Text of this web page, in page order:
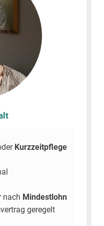
Kurzzeitpflege
nach Mindestlohn
geregelt